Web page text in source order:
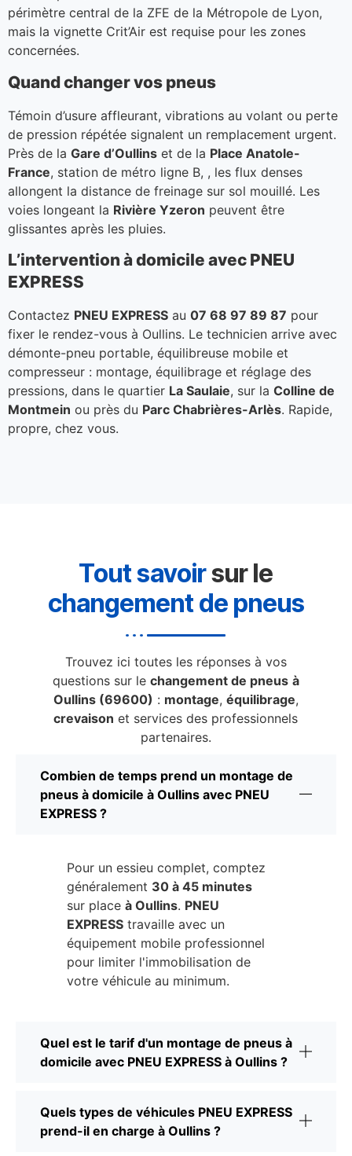
périmètre central de la ZFE de la Métropole de Lyon,
mais la vignette Crit’Air est requise pour les zones
concernées.
Quand changer vos pneus
Témoin d’usure affleurant, vibrations au volant ou perte
de pression répétée signalent un remplacement urgent.
Près de la Gare d’Oullins et de la Place Anatole-
France, station de métro ligne B, , les flux denses
allongent la distance de freinage sur sol mouillé. Les
voies longeant la Rivière Yzeron peuvent être
glissantes après les pluies.
L’intervention à domicile avec PNEU
EXPRESS
Contactez PNEU EXPRESS au 07 68 97 89 87 pour
fixer le rendez-vous à Oullins. Le technicien arrive avec
démonte-pneu portable, équilibreuse mobile et
compresseur : montage, équilibrage et réglage des
pressions, dans le quartier La Saulaie, sur la Colline de
Montmein ou près du Parc Chabrières-Arlès. Rapide,
propre, chez vous.
Tout savoirsur le
changement de pneus
Trouvez ici toutes les réponses à vos
questions sur le changement de pneus à
Oullins (69600) : montage, équilibrage,
crevaison et services des professionnels
partenaires.
Combien de temps prend un montage de
pneus à domicile à Oullins avec PNEU
EXPRESS ?
Pour un essieu complet, comptez
généralement 30 à 45 minutes
sur place à Oullins. PNEU
EXPRESS travaille avec un
équipement mobile professionnel
pour limiter l'immobilisation de
votre véhicule au minimum.
Quel est le tarif d'un montage de pneus à
domicile avec PNEU EXPRESS à Oullins ?
Quels types de véhicules PNEU EXPRESS
prend-il en charge à Oullins ?